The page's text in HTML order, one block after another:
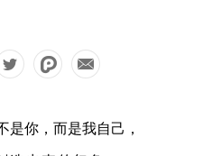
是你，而是我自己，